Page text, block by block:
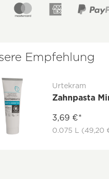
Empfehlung
Urtekram
Zahnpasta
3,69 €*
0.075 L (49,20